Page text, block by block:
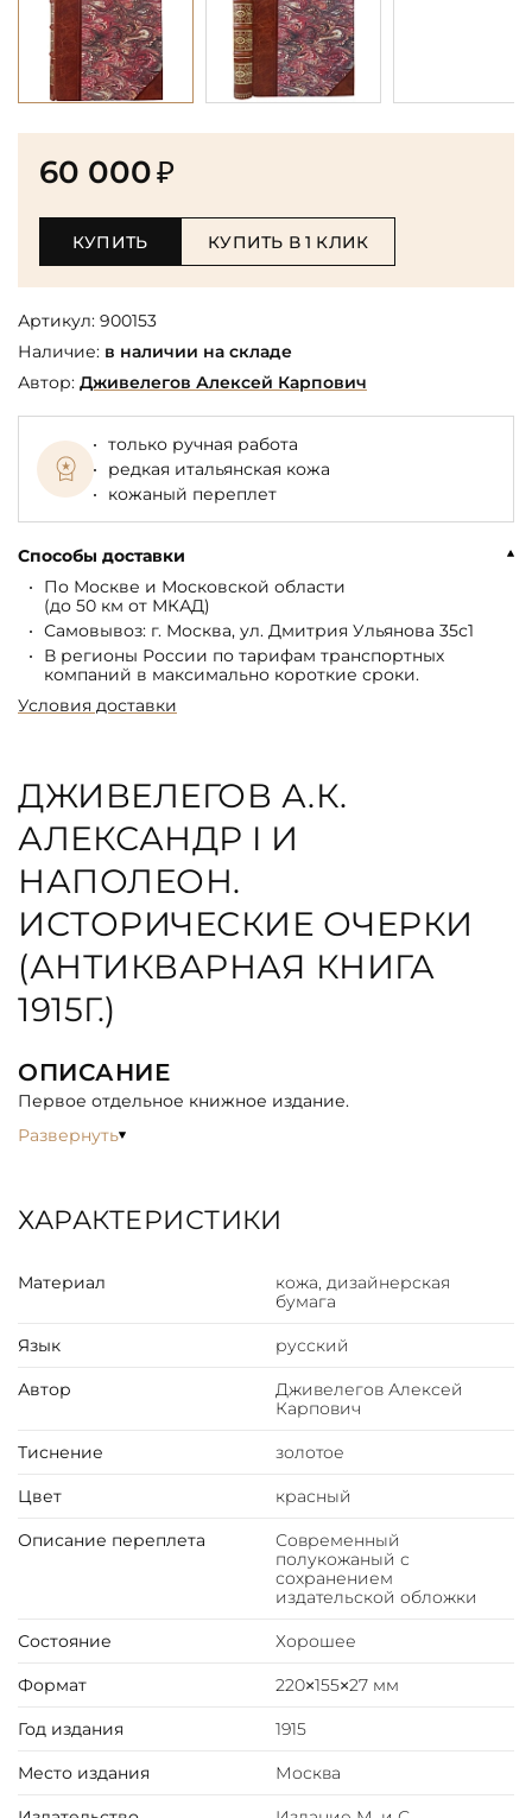
60 000₽
КУПИТЬ КУПИТЬ В 1 КЛИК
Артикул: 900153
Наличие: в наличии на складе
Автор: Дживелегов Алексей Карпович
только ручная работа
редкая итальянская кожа
кожаный переплет
Способы доставки
По Москве и Московской области
(до 50 км от МКАД)
Самовывоз: г. Москва, ул. Дмитрия Ульянова 35с1
В регионы России по тарифам транспортных
компаний в максимально короткие сроки.
Условия доставки
ДЖИВЕЛЕГОВ А.К.
АЛЕКСАНДР I И
НАПОЛЕОН.
ИСТОРИЧЕСКИЕ ОЧЕРКИ
(АНТИКВАРНАЯ КНИГА
1915Г.)
ОПИСАНИЕ
Первое отдельное книжное издание.
Развернуть
ХАРАКТЕРИСТИКИ
Материал
кожа, дизайнерская
бумага
Язык русский
Автор
Дживелегов Алексей
Карпович
Тиснение золотое
Цвет красный
Описание переплета
Современный
полукожаный с
сохранением
издательской обложки
Состояние Хорошее
Формат 220×155×27 мм
Год издания 1915
Место издания Москва